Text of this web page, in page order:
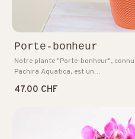
Porte-bonheur
Notre plante "Porte-bonheur",
Pachira Aquatica, est un…
47.00 CHF